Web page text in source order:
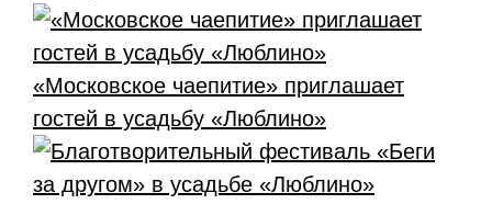
«Московское чаепитие» приглашает
гостей в усадьбу «Люблино»